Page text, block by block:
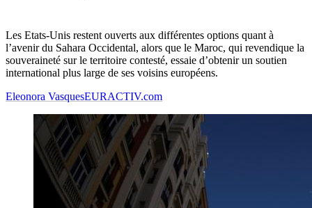
Les Etats-Unis restent ouverts aux différentes options quant à
l’avenir du Sahara Occidental, alors que le Maroc, qui revendique la
souveraineté sur le territoire contesté, essaie d’obtenir un soutien
international plus large de ses voisins européens.
Eleonora VasquesEURACTIV.com